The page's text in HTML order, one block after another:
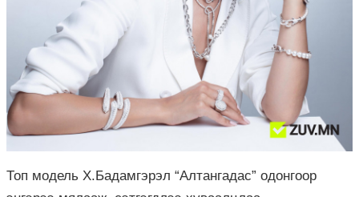
Топ модель Х.Бадамгэрэл “Алтангадас” одонгоор